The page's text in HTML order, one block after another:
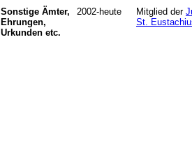
Sonstige Ämter,
Ehrungen,
Urkunden etc.
2002-heute Mitglied der
St.